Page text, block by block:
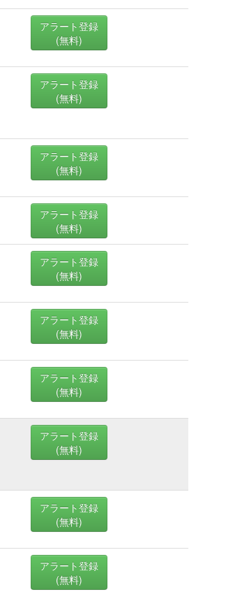
アラート登録
(無料)
アラート登録
(無料)
アラート登録
(無料)
アラート登録
(無料)
アラート登録
(無料)
アラート登録
(無料)
アラート登録
(無料)
アラート登録
(無料)
アラート登録
(無料)
アラート登録
(無料)